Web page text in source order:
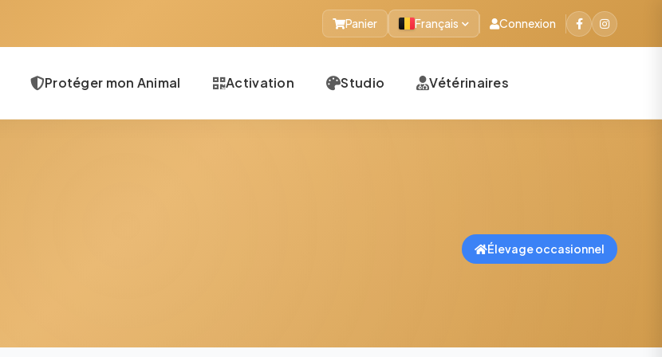
Panier Français Connexion
Protéger mon Animal Activation Studio Vétérinaires
Élevage occasionnel